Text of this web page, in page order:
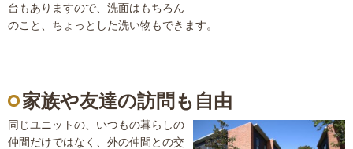
台もありますので、洗面はもちろん
のこと、ちょっとした洗い物もできます。
家族や友達の訪問も自由
同じユニットの、いつもの暮らしの
仲間だけではなく、外の仲間との交